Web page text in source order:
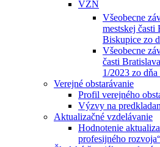
VZN
Všeobecne
mestskej časti
Biskupice zo
Všeobecne
časti
1/2023 zo
Verejné obstarávanie
Profil verejného
Výzvy na
Aktualizačné vzdelávanie
Hodnotenie
profesijného